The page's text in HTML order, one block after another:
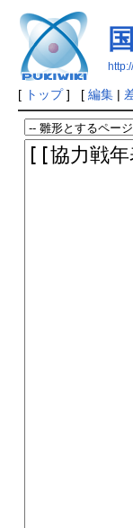
[ トップ] [ 編集|